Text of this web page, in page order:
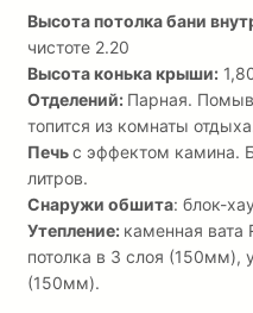
Высота потолка бани
чистоте 2.20
Высота конька крыши:
Отделений: Парная.
топится из комнаты
Печьс эффектом камина.
литров.
Снаружи обшита: блок-
Утепление: каменная вата
потолка в 3 слоя (150мм),
(150мм).